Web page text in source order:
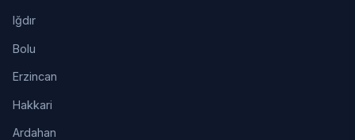
Iğdır
Bolu
Erzincan
Hakkari
Ardahan